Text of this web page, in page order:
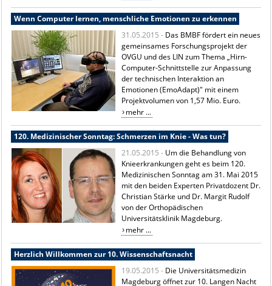
Wenn Computer lernen, menschliche Emotionen zu erkennen
31.05.2015 - Das BMBF fördert ein neues
gemeinsames Forschungsprojekt der
OVGU und des LIN zum Thema „Hirn-
Computer-Schnittstelle zur Anpassung
der technischen Interaktion an
Emotionen (EmoAdapt)" mit einem
Projektvolumen von 1,57 Mio. Euro.
mehr ...
120. Medizinischer Sonntag: Schmerzen im Knie - Was tun?
21.05.2015 - Um die Behandlung von
Knieerkrankungen geht es beim 120.
Medizinischen Sonntag am 31. Mai 2015
mit den beiden Experten Privatdozent Dr.
Christian Stärke und Dr. Margit Rudolf
von der Orthopädischen
Universitätsklinik Magdeburg.
mehr ...
Herzlich Willkommen zur 10. Wissenschaftsnacht
19.05.2015 - Die Universitätsmedizin
Magdeburg öffnet zur 10. Langen Nacht